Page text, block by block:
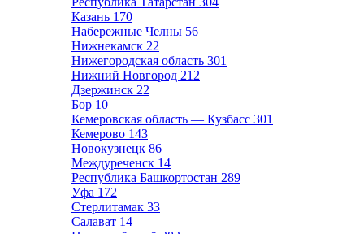
Казань 170
Набережные Челны 56
Нижнекамск 22
Нижегородская область 301
Нижний Новгород 212
Дзержинск 22
Бор 10
Кемеровская область — Кузбасс 301
Кемерово 143
Новокузнецк 86
Междуреченск 14
Республика Башкортостан 289
Уфа 172
Стерлитамак 33
Салават 14